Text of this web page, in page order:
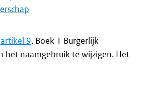
artikel 9, Boek 1 Burgerlijk
het naamgebruik te wijzigen. Het